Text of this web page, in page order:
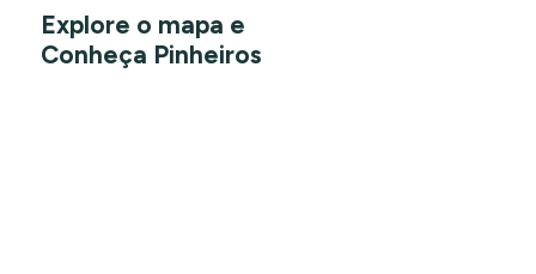
Explore o mapa e
Conheça Pinheiros